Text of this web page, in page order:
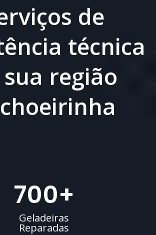
de
técnica
região
700+
Geladeiras
Reparadas